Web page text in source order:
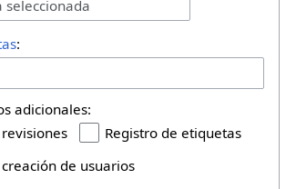
seleccionada
:
adicionales:
Registro de etiquetas
de usuarios